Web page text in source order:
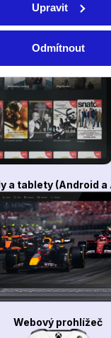
Upravit
Odmítnout
a tablety (Android a
Webový prohlížeč